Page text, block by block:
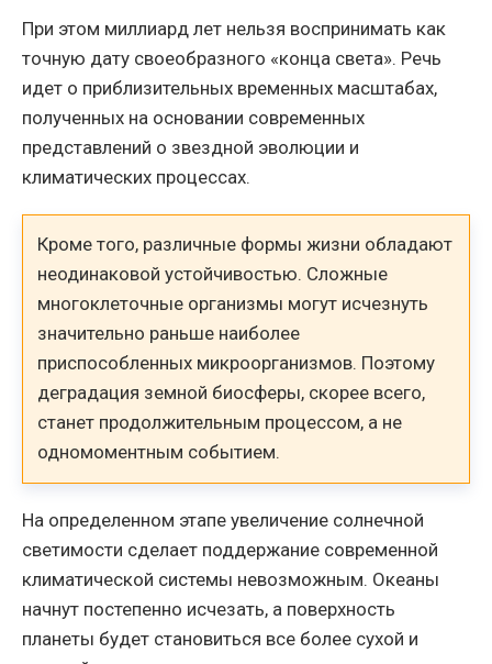
При этом миллиард лет нельзя воспринимать как
точную дату своеобразного «конца света». Речь
идет о приблизительных временных масштабах,
полученных на основании современных
представлений о звездной эволюции и
климатических процессах.
Кроме того, различные формы жизни обладают
неодинаковой устойчивостью. Сложные
многоклеточные организмы могут исчезнуть
значительно раньше наиболее
приспособленных микроорганизмов. Поэтому
деградация земной биосферы, скорее всего,
станет продолжительным процессом, а не
одномоментным событием.
На определенном этапе увеличение солнечной
светимости сделает поддержание современной
климатической системы невозможным. Океаны
начнут постепенно исчезать, а поверхность
планеты будет становиться все более сухой и